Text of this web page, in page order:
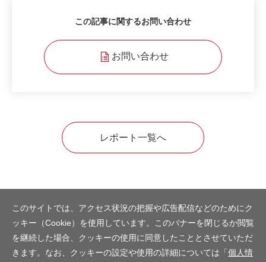
この記事に関するお問い合わせ
お問い合わせ
レポート一覧へ
このサイトでは、アクセス状況の把握や広告配信などのためにク
ッキー（Cookie）を使用しています。このバナーを閉じるか閲覧
を継続した場合、クッキーの使用に同意したこととさせていただ
きます。なお、クッキーの設定や使用の詳細については「 個人情